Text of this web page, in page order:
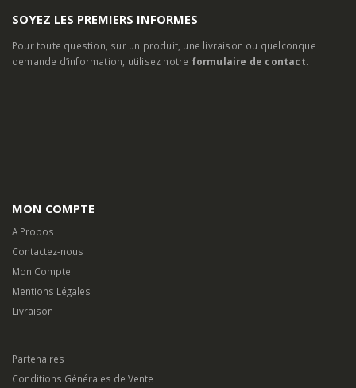
SOYEZ LES PREMIERS INFORMES
Pour toute question, sur un produit, une livraison ou quelconque
demande d’information, utilisez notre formulaire de contact.
MON COMPTE
A Propos
Contactez-nous
Mon Compte
Mentions Légales
Livraison
Partenaires
Conditions Générales de Vente